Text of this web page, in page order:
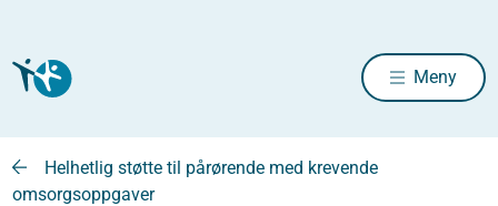
Meny
Helhetlig støtte til pårørende med krevende
omsorgsoppgaver